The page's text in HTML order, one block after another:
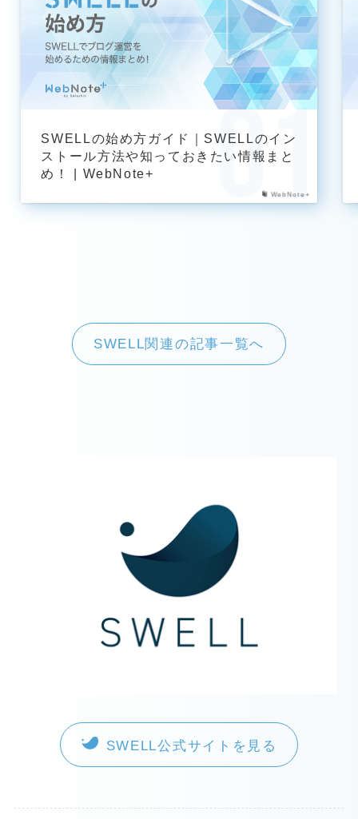
WebNote+
SWELLの始め方ガイド｜SWELLのイン
ストール方法や知っておきたい情報まと
め！ | WebNote+
SWELL関連の記事一覧へ
SWELL公式サイトを見る